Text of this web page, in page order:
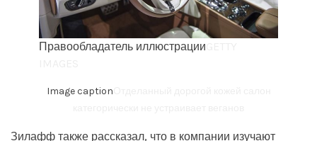
Правообладатель иллюстрации
Image caption
Зилафф также рассказал, что в компании изучают